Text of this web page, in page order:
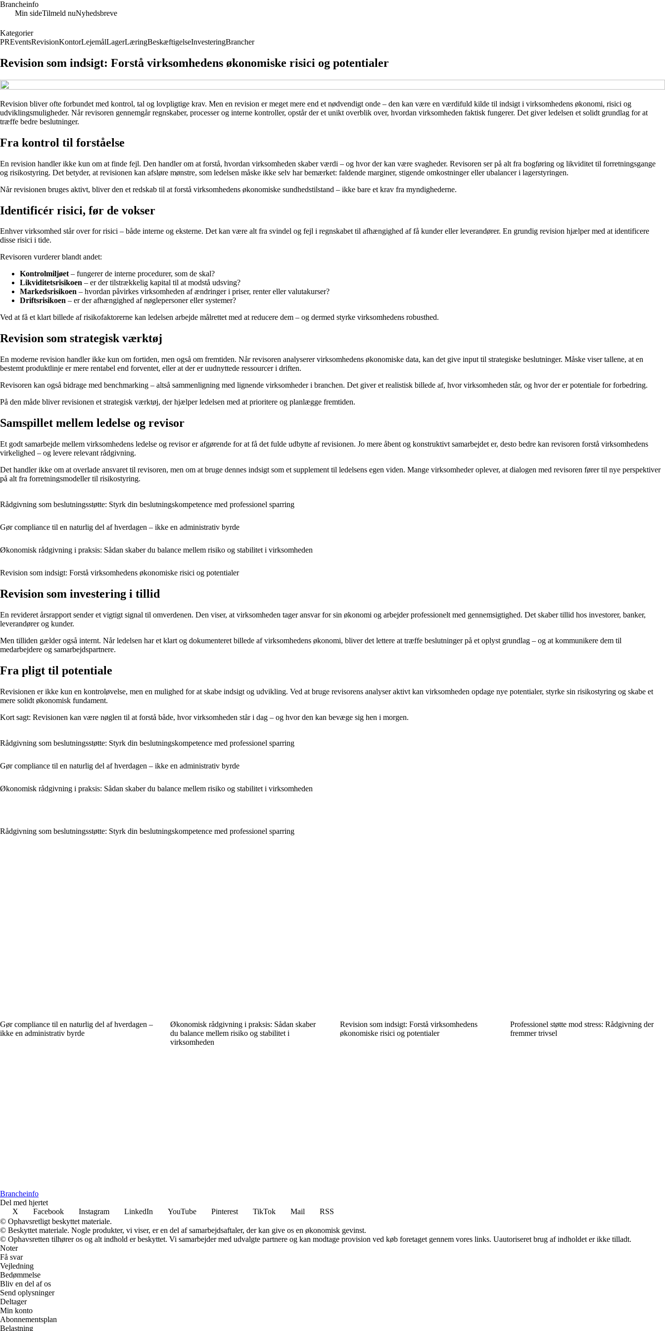
Brancheinfo
Min sideTilmeld nuNyhedsbreve
Kategorier
PREventsRevisionKontorLejemålLagerLæringBeskæftigelseInvesteringBrancher
Revision som indsigt: Forstå virksomhedens økonomiske risici og potentialer
Revision bliver ofte forbundet med kontrol, tal og lovpligtige krav. Men en revision er meget mere end et nødvendigt onde – den kan være en værdifuld kilde til indsigt i virksomhedens økonomi, risici og
udviklingsmuligheder. Når revisoren gennemgår regnskaber, processer og interne kontroller, opstår der et unikt overblik over, hvordan virksomheden faktisk fungerer. Det giver ledelsen et solidt grundlag for at
træffe bedre beslutninger.
Fra kontrol til forståelse
En revision handler ikke kun om at finde fejl. Den handler om at forstå, hvordan virksomheden skaber værdi – og hvor der kan være svagheder. Revisoren ser på alt fra bogføring og likviditet til forretningsgange
og risikostyring. Det betyder, at revisionen kan afsløre mønstre, som ledelsen måske ikke selv har bemærket: faldende marginer, stigende omkostninger eller ubalancer i lagerstyringen.
Når revisionen bruges aktivt, bliver den et redskab til at forstå virksomhedens økonomiske sundhedstilstand – ikke bare et krav fra myndighederne.
Identificér risici, før de vokser
Enhver virksomhed står over for risici – både interne og eksterne. Det kan være alt fra svindel og fejl i regnskabet til afhængighed af få kunder eller leverandører. En grundig revision hjælper med at identificere
disse risici i tide.
Revisoren vurderer blandt andet:
Kontrolmiljøet– fungerer de interne procedurer, som de skal?
Likviditetsrisikoen – er der tilstrækkelig kapital til at modstå udsving?
Markedsrisikoen – hvordan påvirkes virksomheden af ændringer i priser, renter eller valutakurser?
Driftsrisikoen – er der afhængighed af nøglepersoner eller systemer?
Ved at få et klart billede af risikofaktorerne kan ledelsen arbejde målrettet med at reducere dem – og dermed styrke virksomhedens robusthed.
Revision som strategisk værktøj
En moderne revision handler ikke kun om fortiden, men også om fremtiden. Når revisoren analyserer virksomhedens økonomiske data, kan det give input til strategiske beslutninger. Måske viser tallene, at en
bestemt produktlinje er mere rentabel end forventet, eller at der er uudnyttede ressourcer i driften.
Revisoren kan også bidrage med benchmarking – altså sammenligning med lignende virksomheder i branchen. Det giver et realistisk billede af, hvor virksomheden står, og hvor der er potentiale for forbedring.
På den måde bliver revisionen et strategisk værktøj, der hjælper ledelsen med at prioritere og planlægge fremtiden.
Samspillet mellem ledelse og revisor
Et godt samarbejde mellem virksomhedens ledelse og revisor er afgørende for at få det fulde udbytte af revisionen. Jo mere åbent og konstruktivt samarbejdet er, desto bedre kan revisoren forstå virksomhedens
virkelighed – og levere relevant rådgivning.
Det handler ikke om at overlade ansvaret til revisoren, men om at bruge dennes indsigt som et supplement til ledelsens egen viden. Mange virksomheder oplever, at dialogen med revisoren fører til nye perspektiver
på alt fra forretningsmodeller til risikostyring.
Rådgivning som beslutningsstøtte: Styrk din beslutningskompetence med professionel sparring
Gør compliance til en naturlig del af hverdagen – ikke en administrativ byrde
Økonomisk rådgivning i praksis: Sådan skaber du balance mellem risiko og stabilitet i virksomheden
Revision som indsigt: Forstå virksomhedens økonomiske risici og potentialer
Revision som investering i tillid
En revideret årsrapport sender et vigtigt signal til omverdenen. Den viser, at virksomheden tager ansvar for sin økonomi og arbejder professionelt med gennemsigtighed. Det skaber tillid hos investorer, banker,
leverandører og kunder.
Men tilliden gælder også internt. Når ledelsen har et klart og dokumenteret billede af virksomhedens økonomi, bliver det lettere at træffe beslutninger på et oplyst grundlag – og at kommunikere dem til
medarbejdere og samarbejdspartnere.
Fra pligt til potentiale
Revisionen er ikke kun en kontroløvelse, men en mulighed for at skabe indsigt og udvikling. Ved at bruge revisorens analyser aktivt kan virksomheden opdage nye potentialer, styrke sin risikostyring og skabe et
mere solidt økonomisk fundament.
Kort sagt: Revisionen kan være nøglen til at forstå både, hvor virksomheden står i dag – og hvor den kan bevæge sig hen i morgen.
Rådgivning som beslutningsstøtte: Styrk din beslutningskompetence med professionel sparring
Gør compliance til en naturlig del af hverdagen – ikke en administrativ byrde
Økonomisk rådgivning i praksis: Sådan skaber du balance mellem risiko og stabilitet i virksomheden
Rådgivning som beslutningsstøtte: Styrk din beslutningskompetence med professionel sparring
Gør compliance til en naturlig del af hverdagen –
ikke en administrativ byrde
Økonomisk rådgivning i praksis: Sådan skaber
du balance mellem risiko og stabilitet i
virksomheden
Revision som indsigt: Forstå virksomhedens
økonomiske risici og potentialer
Professionel støtte mod stress: Rådgivning der
fremmer trivsel
Brancheinfo
Del med hjertet
X
Facebook Instagram LinkedIn YouTube Pinterest TikTok Mail
RSS
© Ophavsretligt beskyttet materiale.
© Beskyttet materiale. Nogle produkter, vi viser, er en del af samarbejdsaftaler, der kan give os en økonomisk gevinst.
© Ophavsretten tilhører os og alt indhold er beskyttet. Vi samarbejder med udvalgte partnere og kan modtage provision ved køb foretaget gennem vores links. Uautoriseret brug af indholdet er ikke tilladt.
Noter
Få svar
Vejledning
Bedømmelse
Bliv en del af os
Send oplysninger
Deltager
Min konto
Abonnementsplan
Belastning